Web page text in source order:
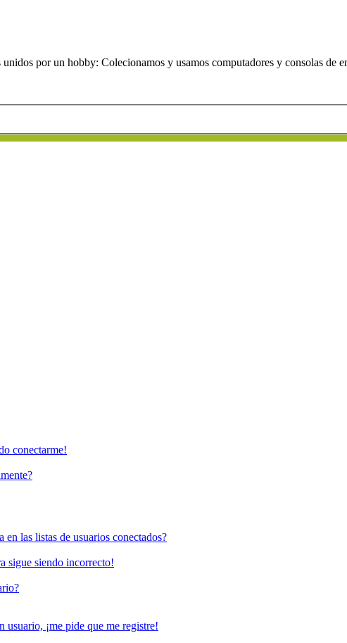
por un hobby: Colecionamos y usamos computadores y consolas de
conectarme!
las listas de usuarios conectados?
sigue siendo incorrecto!
usuario, ¡me pide que me registre!